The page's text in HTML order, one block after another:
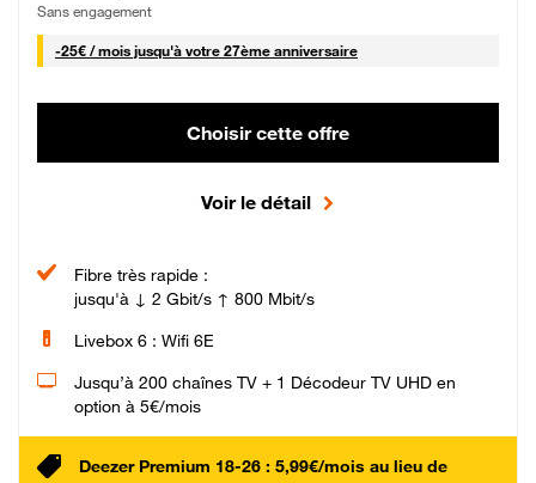
Sans engagement
-25€ / mois25 € par mois
jusqu'à votre 27ème anniversaire
Choisir cette offre
Voir le détail
Fibre très rapide :
jusqu'à ↓ 2 Gbit/s ↑ 800 Mbit/s
Livebox 6 : Wifi 6E
Jusqu’à 200 chaînes TV + 1 Décodeur TV UHD en
option à 5€/mois
Deezer Premium 18-26 : 5,99€/mois au lieu de